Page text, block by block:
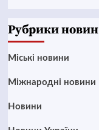
Рубрики новин
Mіські новини
Міжнародні новини
Новини